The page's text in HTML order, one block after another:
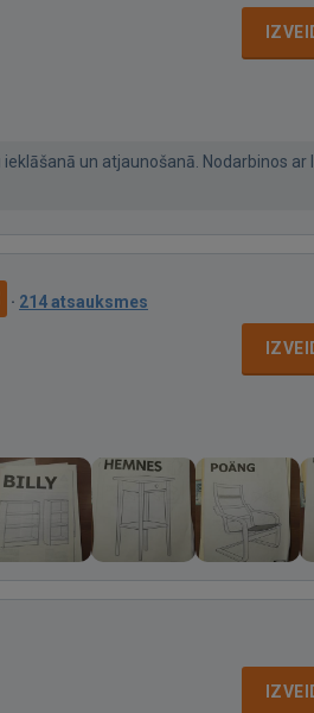
un atjaunošanā. Nodarbinos ar
· 214 atsauksmes